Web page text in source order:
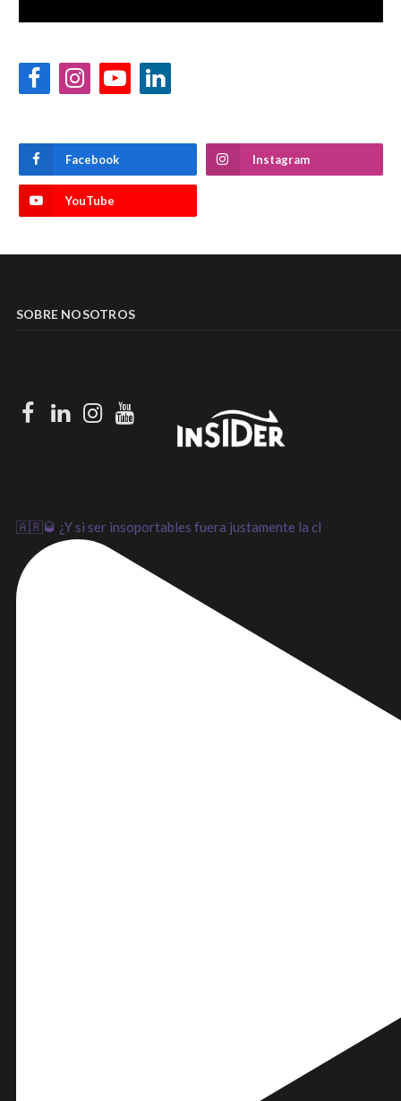
FacebookInstagramYouTubeLinkedIn
Facebook Instagram
YouTube
SOBRE NOSOTROS
Facebook
LinkedIn
Instagram
Youtube
🇦🇷🥃 ¿Y si ser insoportables fuera justamente la cl